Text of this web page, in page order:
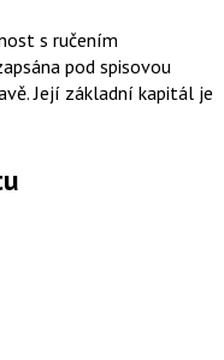
s ručením
pod spisovou
Její základní kapitál je